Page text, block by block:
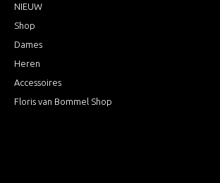
NIEUW
Shop
Dames
Heren
Accessoires
Floris van Bommel Shop